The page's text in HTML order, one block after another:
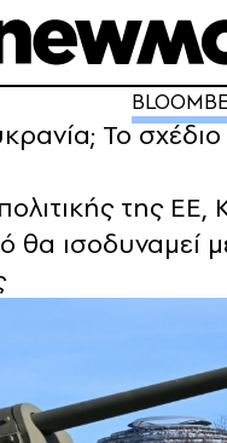
Το
της ΕΕ,
θα